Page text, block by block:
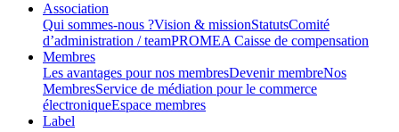
Association
Qui sommes-nous ?Vision & missionStatutsComité
d’administration / teamPROMEA Caisse de compensation
Membres
Les avantages pour nos membresDevenir membreNos
MembresService de médiation pour le commerce
électroniqueEspace membres
Label